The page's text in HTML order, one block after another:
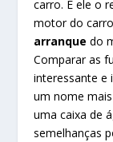
carro. É ele o
motor do
arranque do
Comparar as
interessante e
um nome
uma caixa de
semelhanças